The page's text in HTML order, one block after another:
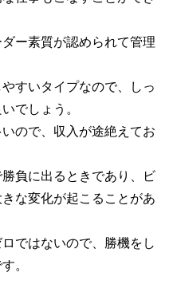
ー素質が認められて管理
すいタイプなので、しっ
でしょう。
ので、収入が途絶えてお
負に出るときであり、ビ
な変化が起こることがあ
ではないので、勝機をし
。